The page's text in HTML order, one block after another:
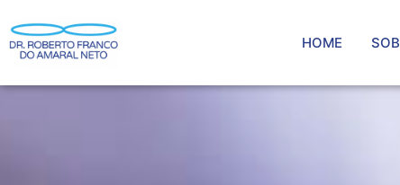
HOME